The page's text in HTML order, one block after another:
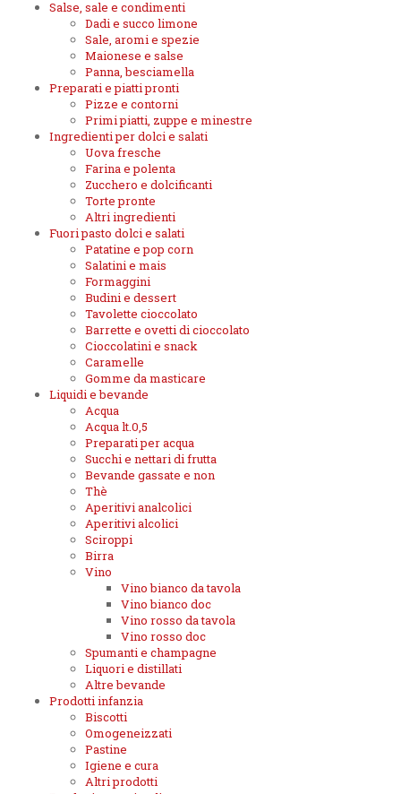
Salse, sale e condimenti
Dadi e succo limone
Sale, aromi e spezie
Maionese e salse
Panna, besciamella
Preparati e piatti pronti
Pizze e contorni
Primi piatti, zuppe e minestre
Ingredienti per dolci e salati
Uova fresche
Farina e polenta
Zucchero e dolcificanti
Torte pronte
Altri ingredienti
Fuori pasto dolci e salati
Patatine e pop corn
Salatini e mais
Formaggini
Budini e dessert
Tavolette cioccolato
Barrette e ovetti di cioccolato
Cioccolatini e snack
Caramelle
Gomme da masticare
Liquidi e bevande
Acqua
Acqua lt.0,5
Preparati per acqua
Succhi e nettari di frutta
Bevande gassate e non
Thè
Aperitivi analcolici
Aperitivi alcolici
Sciroppi
Birra
Vino
Vino bianco da tavola
Vino bianco doc
Vino rosso da tavola
Vino rosso doc
Spumanti e champagne
Liquori e distillati
Altre bevande
Prodotti infanzia
Biscotti
Omogeneizzati
Pastine
Igiene e cura
Altri prodotti